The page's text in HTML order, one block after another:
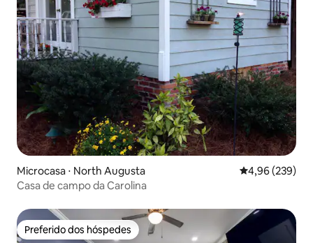
Microcasa ⋅ North Augusta 4,96 de uma
4,96 (239)
Casa de campo da Carolina
Preferido dos hóspedes
Preferido dos hóspedes